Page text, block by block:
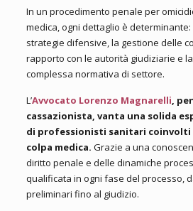
In un procedimento penale per
medica, ogni dettaglio è
strategie difensive, la gestione delle
rapporto con le autorità giudiziarie e
complessa normativa di settore.
L’Avvocato Lorenzo Magnarelli,
cassazionista, vanta una solida
di professionisti sanitari coinvolti
colpa medica. Grazie a una
diritto penale e delle dinamiche
qualificata in ogni fase del processo,
preliminari fino al giudizio.